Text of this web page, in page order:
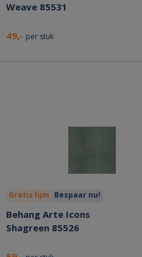
Weave 85531
49,- per stuk
Gratis lijm Bespaar nu!
Behang Arte Icons
Shagreen 85526